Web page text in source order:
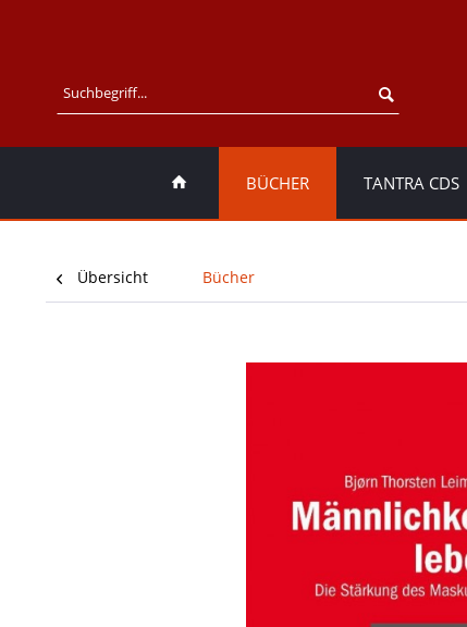
BÜCHER TANTRA CDS
Übersicht Bücher